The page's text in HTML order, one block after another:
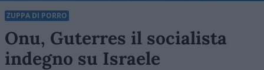
ZUPPA DI PORRO
Onu, Guterres il socialista
indegno su Israele